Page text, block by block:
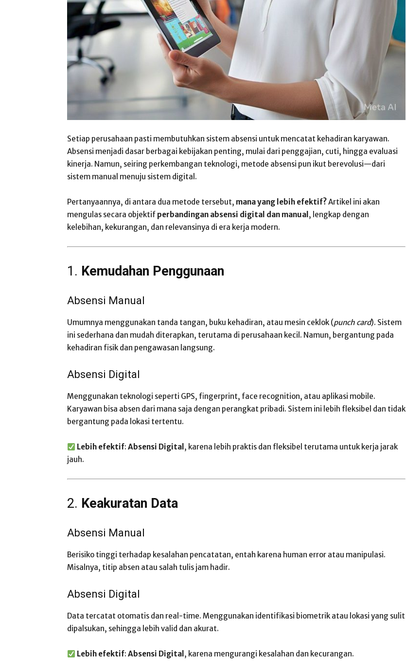
Setiap perusahaan pasti membutuhkan sistem absensi untuk mencatat kehadiran karyawan.
Absensi menjadi dasar berbagai kebijakan penting, mulai dari penggajian, cuti, hingga evaluasi
kinerja. Namun, seiring perkembangan teknologi, metode absensi pun ikut berevolusi—dari
sistem manual menuju sistem digital.
Pertanyaannya, di antara dua metode tersebut, mana yang lebih efektif?Artikel ini akan
mengulas secara objektif perbandingan absensi digital dan manual , lengkap dengan
kelebihan, kekurangan, dan relevansinya di era kerja modern.
1. Kemudahan Penggunaan
Absensi Manual
Umumnya menggunakan tanda tangan, buku kehadiran, atau mesin ceklok (punch card). Sistem
ini sederhana dan mudah diterapkan, terutama di perusahaan kecil. Namun, bergantung pada
kehadiran fisik dan pengawasan langsung.
Absensi Digital
Menggunakan teknologi seperti GPS, fingerprint, face recognition, atau aplikasi mobile.
Karyawan bisa absen dari mana saja dengan perangkat pribadi. Sistem ini lebih fleksibel dan tidak
bergantung pada lokasi tertentu.
Lebih efektif:Absensi Digital , karena lebih praktis dan fleksibel terutama untuk kerja jarak
jauh.
2. Keakuratan Data
Absensi Manual
Berisiko tinggi terhadap kesalahan pencatatan, entah karena human error atau manipulasi.
Misalnya, titip absen atau salah tulis jam hadir.
Absensi Digital
Data tercatat otomatis dan real-time. Menggunakan identifikasi biometrik atau lokasi yang sulit
dipalsukan, sehingga lebih valid dan akurat.
Lebih efektif:Absensi Digital , karena mengurangi kesalahan dan kecurangan.